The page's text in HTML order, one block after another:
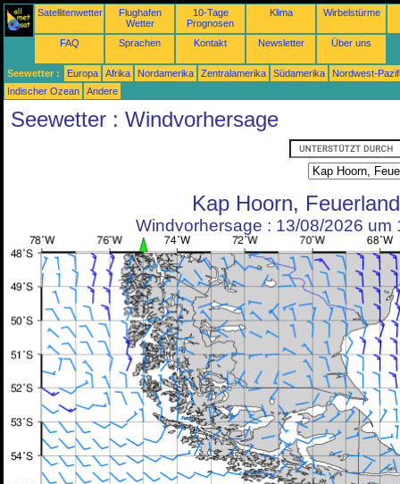
Satellitenwetter
Flughafen
Wetter
10-Tage
Prognosen
Klima Wirbelstürme
FAQ Sprachen Kontakt Newsletter Über uns
Seewetter : Europa Afrika Nordamerika Zentralamerika Südamerika
Nordwest-
Indischer Ozean
Andere
Seewetter : Windvorhersage
Kap Hoorn, Feuerland
Windvorhersage : 13/08/2026 um